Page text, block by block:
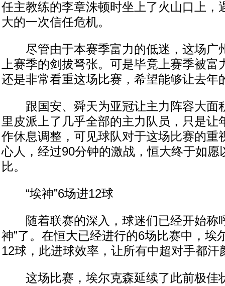
任主教练的李章洙顿时坐上了火山口上，
大的一次信任危机。
尽管由于本赛季富力的低迷，这场广
上赛季的剑拔弩张。可是毕竟上赛季被富
还是非常看重这场比赛，希望能够让去年
跟国安、舜天为亚冠让主力阵容大面
里皮派上了几乎全部的主力队员，只是让
作休息调整，可见球队对于这场比赛的重
心人，经过90分钟的激战，恒大终于如愿
比。
“埃神”6场进12球
随着联赛的深入，球迷们已经开始称
神”了。在恒大已经进行的6场比赛中，埃
12球，此进球效率，让所有中超对手都汗
这场比赛，埃尔克森延续了此前极佳